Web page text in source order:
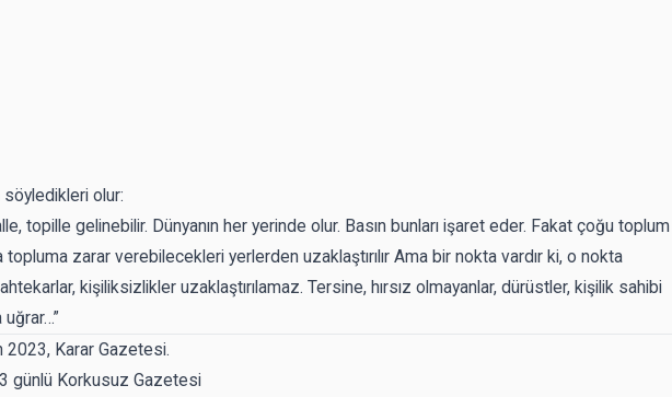
olur:
topille gelinebilir. Dünyanın her yerinde olur. Basın bunları işaret eder. Fakat çoğu toplum
topluma zarar verebilecekleri yerlerden uzaklaştırılır Ama bir nokta vardır ki, o nokta
kişiliksizlikler uzaklaştırılamaz. Tersine, hırsız olmayanlar, dürüstler, kişilik sahibi
uğrar…”
Karar Gazetesi.
günlü Korkusuz Gazetesi